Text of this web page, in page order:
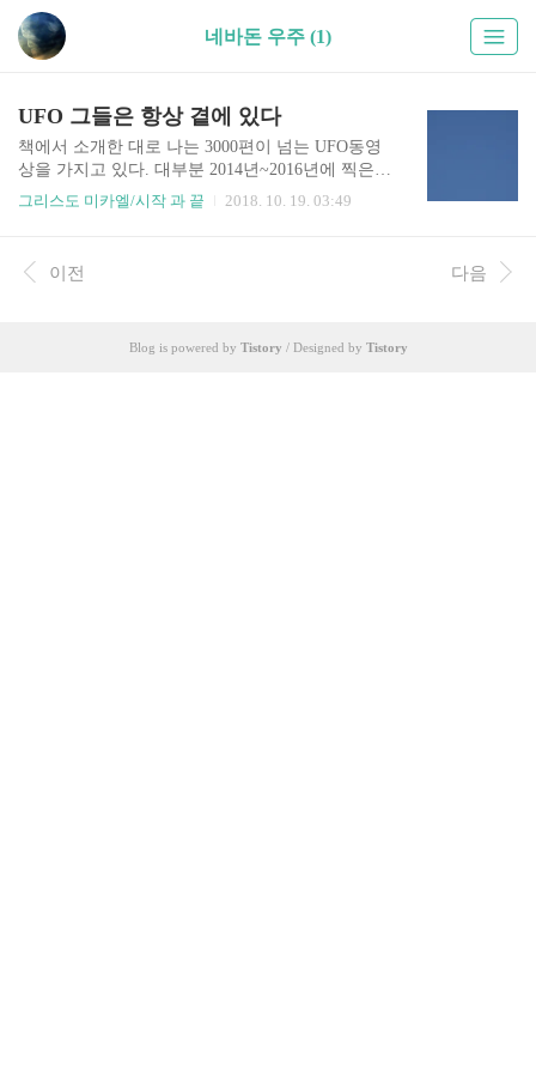
네바돈 우주 (1)
UFO 그들은 항상 곁에 있다
책에서 소개한 대로 나는 3000편이 넘는 UFO동영
상을 가지고 있다. 대부분 2014년~2016년에 찍은
영상들이며 내가 깨어나는 과정 중에 그들은 나를
은 대부분 맨눈으로 볼 수가 없지만 빈하늘 ..
그리스도 미카엘/시작 과 끝 2018. 10. 19. 03:49
이전 다음
Blog is powered by Tistory / Designed by Tistory